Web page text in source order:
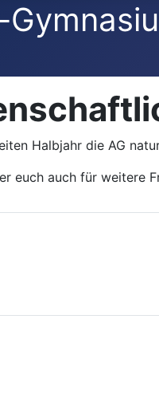
Halbjahr die AG
euch auch für weitere